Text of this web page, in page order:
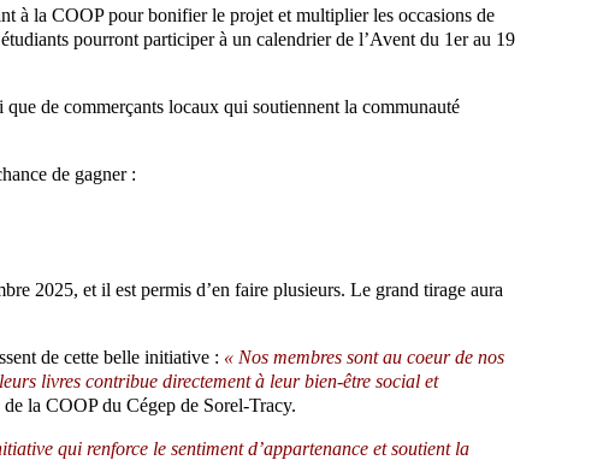
à la COOP pour bonifier le projet et multiplier les occasions de
pourront participer à un calendrier de l’Avent du 1er au 19
de commerçants locaux qui soutiennent la communauté
de gagner :
2025, et il est permis d’en faire plusieurs. Le grand tirage aura
de cette belle initiative : « Nos membres sont au coeur de nos
livres contribue directement à leur bien-être social et
la COOP du Cégep de Sorel-Tracy.
qui renforce le sentiment d’appartenance et soutient la